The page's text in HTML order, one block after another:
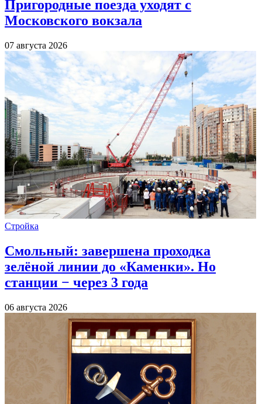
Пригородные поезда уходят с
Московского вокзала
07 августа 2026
Стройка
Смольный: завершена проходка
зелёной линии до «Каменки». Но
станции − через 3 года
06 августа 2026